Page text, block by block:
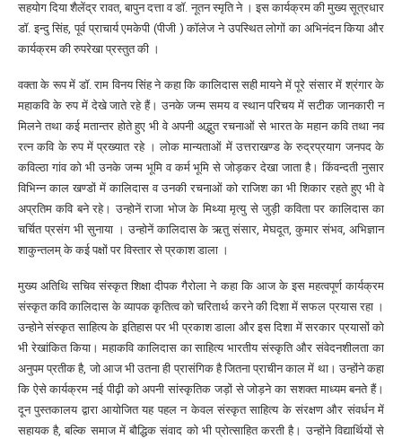
सहयोग दिया शैलेंद्र रावत, बापुन दत्ता व डॉ. नूतन स्मृति ने । इस कार्यक्रम की मुख्य सूत्रधार
डॉ. इन्दु सिंह, पूर्व प्राचार्य एमकेपी (पीजी ) कॉलेज ने उपस्थित लोगों का अभिनंदन किया और
कार्यक्रम की रुपरेखा प्रस्तुत की ।
वक्ता के रूप में डॉ. राम विनय सिंह ने कहा कि कालिदास सही मायने में पूरे संसार में श्रंगार के
महाकवि के रुप में देखे जाते रहे हैं। उनके जन्म समय व स्थान परिचय में सटीक जानकारी न
मिलने तथा कई मतान्तर होते हुए भी वे अपनी अद्भुत रचनाओं से भारत के महान कवि तथा नव
रत्न कवि के रुप में प्रख्यात रहे । लोक मान्यताओं में उत्तराखण्ड के रुद्रप्रयाग जनपद के
कविल्ठा गांव को भी उनके जन्म भूमि व कर्म भूमि से जोड़कर देखा जाता है। किंवन्दती नुसार
विभिन्न काल खण्डों में कालिदास व उनकी रचनाओं को राजिश का भी शिकार रहते हुए भी वे
अप्रतिम कवि बने रहे। उन्होनें राजा भोज के मिथ्या मृत्यु से जुड़ी कविता पर कालिदास का
चर्चित प्रसंग भी सुनाया । उन्होनें कालिदास के ऋतु संसार, मेघदूत, कुमार संभव, अभिज्ञान
शाकुन्तलम् के कई पक्षों पर विस्तार से प्रकाश डाला ।
मुख्य अतिथि सचिव संस्कृत शिक्षा दीपक गैरोला ने कहा कि आज के इस महत्वपूर्ण कार्यक्रम
संस्कृत कवि कालिदास के व्यापक कृतित्व को चरितार्थ करने की दिशा में सफल प्रयास रहा ।
उन्होने संस्कृत साहित्य के इतिहास पर भी प्रकाश डाला और इस दिशा में सरकार प्रयासों को
भी रेखांकित किया। महाकवि कालिदास का साहित्य भारतीय संस्कृति और संवेदनशीलता का
अनुपम प्रतीक है, जो आज भी उतना ही प्रासंगिक है जितना प्राचीन काल में था। उन्होंने कहा
कि ऐसे कार्यक्रम नई पीढ़ी को अपनी सांस्कृतिक जड़ों से जोड़ने का सशक्त माध्यम बनते हैं।
दून पुस्तकालय द्वारा आयोजित यह पहल न केवल संस्कृत साहित्य के संरक्षण और संवर्धन में
सहायक है, बल्कि समाज में बौद्धिक संवाद को भी प्रोत्साहित करती है। उन्होंने विद्यार्थियों से